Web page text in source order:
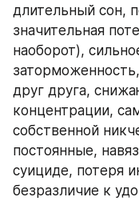
длительный сон,
значительная
наоборот),
друг друга,
концентрации,
собственной
постоянные,
суициде, потеря
безразличие к